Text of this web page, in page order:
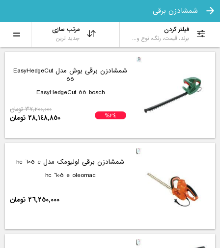
شمشادزن برقی
فیلتر کردن
برند، قیمت، رنگ، نوع و...
مرتب سازی
جدید ترین
شمشادزن برقی بوش مدل EasyHedgeCut
55
EasyHedgeCut 55 bosch
%24
37,200,000 تومان
28,148,850 تومان
شمشادزن برقی اولیومک مدل hc 605 e
hc 605 e oleomac
26,250,000 تومان